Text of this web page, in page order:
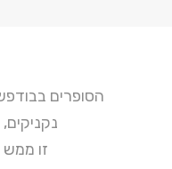
הסופרים
זו ממש